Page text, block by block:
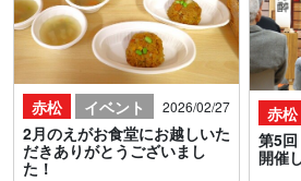
赤松 イベント 2026/02/27
2月のえがお食堂にお越しいた
だきありがとうございまし
た！
赤松
第5
開催